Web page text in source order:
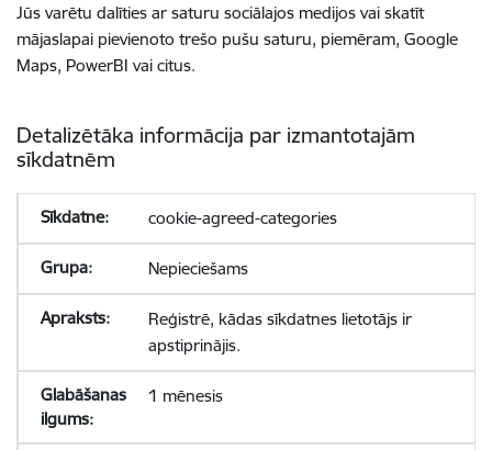
Jūs varētu dalīties ar saturu sociālajos medijos vai skatīt
mājaslapai pievienoto trešo pušu saturu, piemēram, Google
Maps, PowerBI vai citus.
Detalizētāka informācija par izmantotajām
sīkdatnēm
cookie-agreed-categories
Nepieciešams
Reģistrē, kādas sīkdatnes lietotājs ir
apstiprinājis.
1 mēnesis